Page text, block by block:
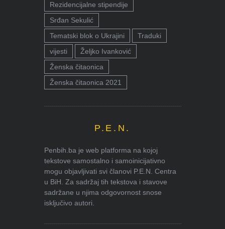
Rezidencijalne stipendije
Srđan Sekulić
Tematski blok o Ukrajini
Traduki
vijesti
Željko Ivanković
Ženska čitaonica
Ženska čitaonica 2021
P.E.N.
Penbih.ba je web platforma na kojoj
tekstove samostalno i samoinicijativno
mogu objavljivati svi članovi P.E.N. Centra
u BiH. Za sadržaj tih tekstova i stavove
sadržane u njima odgovornost snose
isključivo autori.